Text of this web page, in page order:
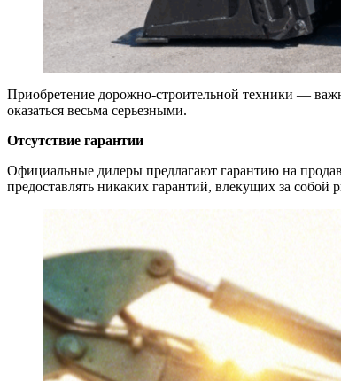
Приобретение дорожно-строительной техники —
оказаться весьма серьезными.
Отсутствие гарантии
Официальные дилеры предлагают гарантию на
предоставлять никаких гарантий, влекущих за